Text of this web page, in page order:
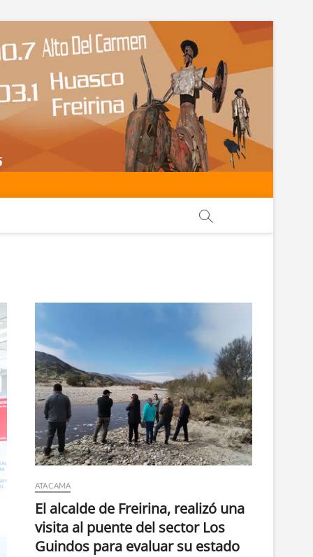
ATACAMA
El alcalde de Freirina, realizó una
visita al puente del sector Los
Guindos para evaluar su estado